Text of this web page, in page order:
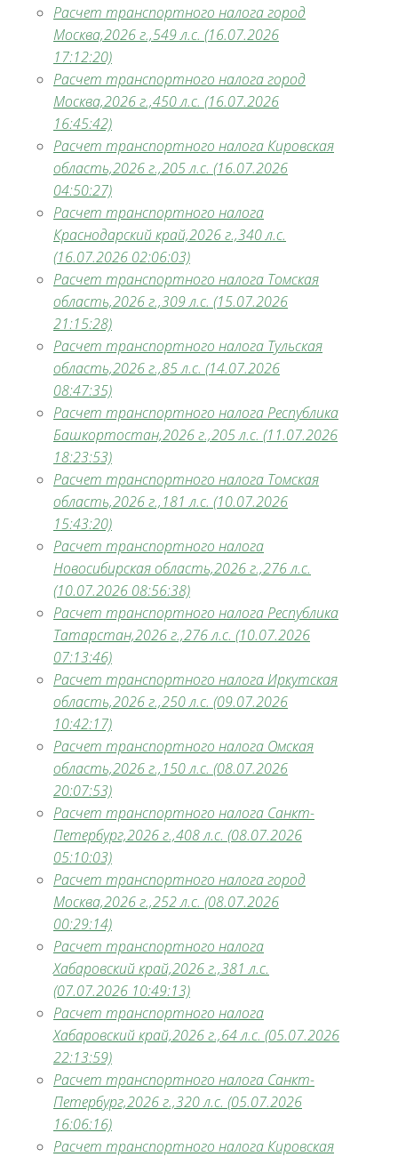
Расчет транспортного налога город
Москва,2026 г.,549 л.с. (16.07.2026
17:12:20)
Расчет транспортного налога город
Москва,2026 г.,450 л.с. (16.07.2026
16:45:42)
Расчет транспортного налога Кировская
область,2026 г.,205 л.с. (16.07.2026
04:50:27)
Расчет транспортного налога
Краснодарский край,2026 г.,340 л.с.
(16.07.2026 02:06:03)
Расчет транспортного налога Томская
область,2026 г.,309 л.с. (15.07.2026
21:15:28)
Расчет транспортного налога Тульская
область,2026 г.,85 л.с. (14.07.2026
08:47:35)
Расчет транспортного налога Республика
Башкортостан,2026 г.,205 л.с. (11.07.2026
18:23:53)
Расчет транспортного налога Томская
область,2026 г.,181 л.с. (10.07.2026
15:43:20)
Расчет транспортного налога
Новосибирская область,2026 г.,276 л.с.
(10.07.2026 08:56:38)
Расчет транспортного налога Республика
Татарстан,2026 г.,276 л.с. (10.07.2026
07:13:46)
Расчет транспортного налога Иркутская
область,2026 г.,250 л.с. (09.07.2026
10:42:17)
Расчет транспортного налога Омская
область,2026 г.,150 л.с. (08.07.2026
20:07:53)
Расчет транспортного налога Санкт-
Петербург,2026 г.,408 л.с. (08.07.2026
05:10:03)
Расчет транспортного налога город
Москва,2026 г.,252 л.с. (08.07.2026
00:29:14)
Расчет транспортного налога
Хабаровский край,2026 г.,381 л.с.
(07.07.2026 10:49:13)
Расчет транспортного налога
Хабаровский край,2026 г.,64 л.с. (05.07.2026
22:13:59)
Расчет транспортного налога Санкт-
Петербург,2026 г.,320 л.с. (05.07.2026
16:06:16)
Расчет транспортного налога Кировская